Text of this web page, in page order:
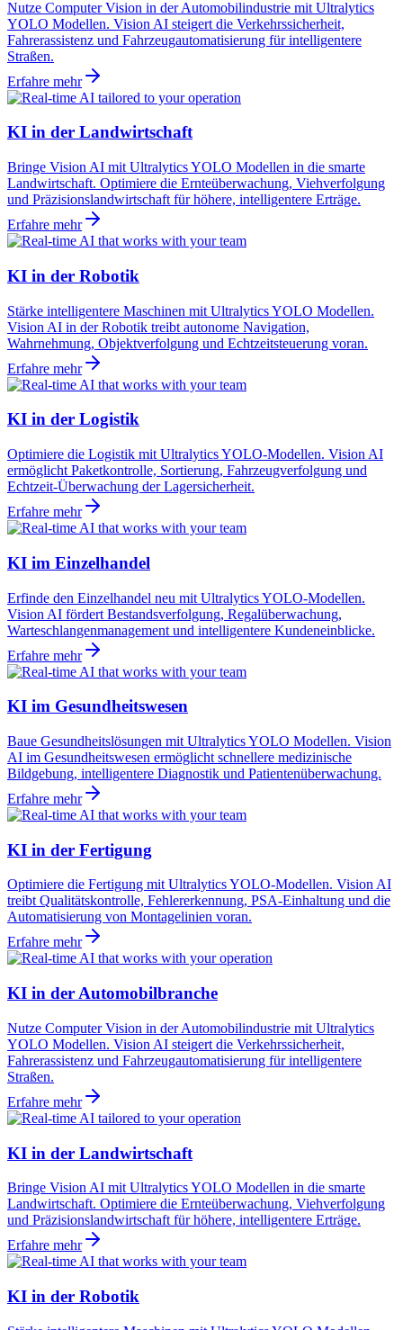
Nutze Computer Vision in der Automobilindustrie mit Ultralytics
YOLO Modellen. Vision AI steigert die Verkehrssicherheit,
Fahrerassistenz und Fahrzeugautomatisierung für intelligentere
Straßen.
Erfahre mehr
KI in der Landwirtschaft
Bringe Vision AI mit Ultralytics YOLO Modellen in die smarte
Landwirtschaft. Optimiere die Ernteüberwachung, Viehverfolgung
und Präzisionslandwirtschaft für höhere, intelligentere Erträge.
Erfahre mehr
KI in der Robotik
Stärke intelligentere Maschinen mit Ultralytics YOLO Modellen.
Vision AI in der Robotik treibt autonome Navigation,
Wahrnehmung, Objektverfolgung und Echtzeitsteuerung voran.
Erfahre mehr
KI in der Logistik
Optimiere die Logistik mit Ultralytics YOLO-Modellen. Vision AI
ermöglicht Paketkontrolle, Sortierung, Fahrzeugverfolgung und
Echtzeit-Überwachung der Lagersicherheit.
Erfahre mehr
KI im Einzelhandel
Erfinde den Einzelhandel neu mit Ultralytics YOLO-Modellen.
Vision AI fördert Bestandsverfolgung, Regalüberwachung,
Warteschlangenmanagement und intelligentere Kundeneinblicke.
Erfahre mehr
KI im Gesundheitswesen
Baue Gesundheitslösungen mit Ultralytics YOLO Modellen. Vision
AI im Gesundheitswesen ermöglicht schnellere medizinische
Bildgebung, intelligentere Diagnostik und Patientenüberwachung.
Erfahre mehr
KI in der Fertigung
Optimiere die Fertigung mit Ultralytics YOLO-Modellen. Vision AI
treibt Qualitätskontrolle, Fehlererkennung, PSA-Einhaltung und die
Automatisierung von Montagelinien voran.
Erfahre mehr
KI in der Automobilbranche
Nutze Computer Vision in der Automobilindustrie mit Ultralytics
YOLO Modellen. Vision AI steigert die Verkehrssicherheit,
Fahrerassistenz und Fahrzeugautomatisierung für intelligentere
Straßen.
Erfahre mehr
KI in der Landwirtschaft
Bringe Vision AI mit Ultralytics YOLO Modellen in die smarte
Landwirtschaft. Optimiere die Ernteüberwachung, Viehverfolgung
und Präzisionslandwirtschaft für höhere, intelligentere Erträge.
Erfahre mehr
KI in der Robotik